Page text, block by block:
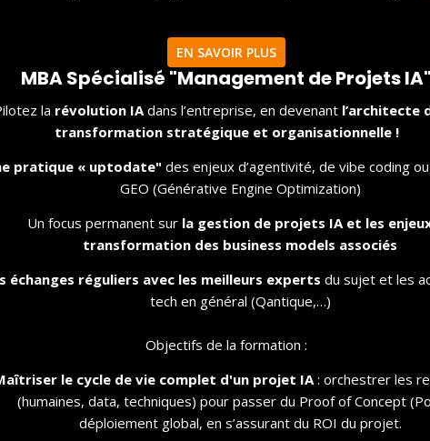
EN SAVOIR PLUS
MBA Spécialisé "Management de Projets IA"
la révolution IAdans l’entreprise, en devenant l’architecte
transformation stratégique et organisationnelle !
pratique « uptodate" des enjeux d’agentivité, de vibe coding
GEO (Générative Engine Optimization)
Un focus permanent sur la gestion de projets IA et les
transformation des business models associés
échanges réguliers avec les meilleurs experts du sujet et les
tech en général (Qantique,…)
Objectifs de la formation :
le cycle de vie complet d'un projet IA: orchestrer les
(humaines, data, techniques) pour passer du Proof of Concept
déploiement global, en s’assurant du ROI du projet.
des
et
Les missions
projet réel, et pour un vrai client, aux
problématiques d’innovation opérationnelles. Ils